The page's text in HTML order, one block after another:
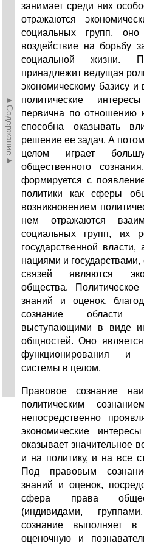
►Содержание►
занимает среди них
отражаются
социальных групп, оно
воздействие на борьбу
социальной жизни.
принадлежит ведущая
экономическому базису
политические
первична по отношению
способна оказывать
решение ее задач. А
целом играет
общественного
формируется с
политики как сферы
возникновением
нем отражаются
социальных групп, их
государственной
нациями и
связей являются
общества.
знаний и оценок,
сознание области
выступающими в виде
общностей. Оно
функционирования и
системы в целом.
Правовое сознание
политическим
непосредственно
экономические
оказывает значительное
и на политику, и на все
Под правовым
знаний и оценок,
сфера права
(индивидами,
сознание выполняет в
оценочную и